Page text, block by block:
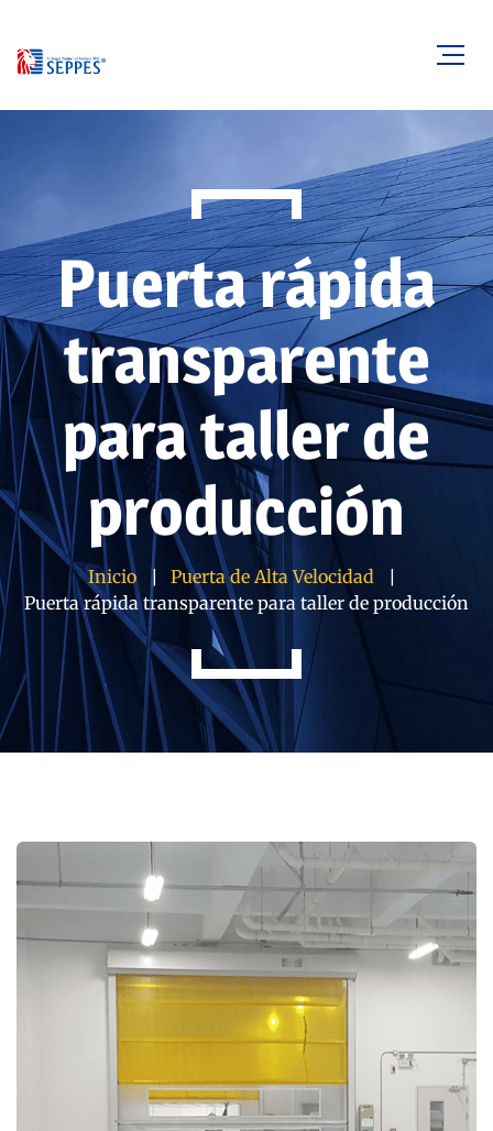
Puerta rápida
transparente
para taller de
producción
Inicio
Puerta de Alta Velocidad
Puerta rápida transparente para taller de producción